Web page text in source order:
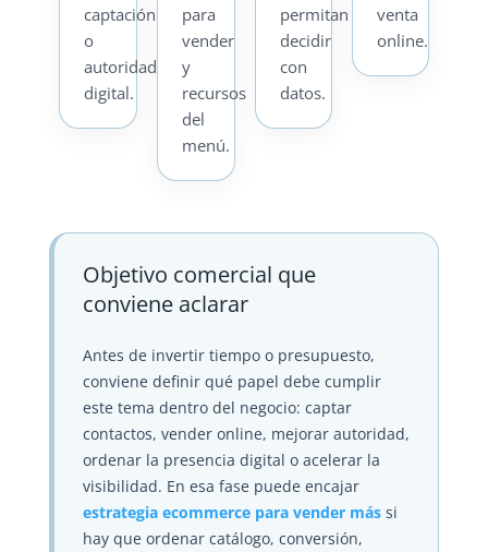
captación
o
autoridad
digital.
para
vender
y
recursos
del
menú.
permitan
decidir
con
datos.
venta
online.
Objetivo comercial que
conviene aclarar
Antes de invertir tiempo o presupuesto,
conviene definir qué papel debe cumplir
este tema dentro del negocio: captar
contactos, vender online, mejorar autoridad,
ordenar la presencia digital o acelerar la
visibilidad. En esa fase puede encajar
estrategia ecommerce para vender mássi
hay que ordenar catálogo, conversión,